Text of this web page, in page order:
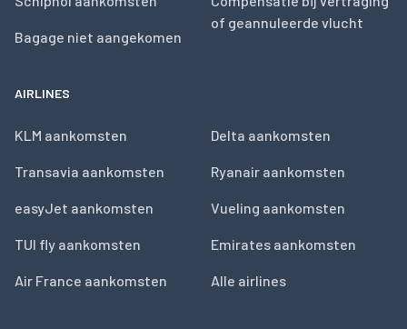
Bagage niet aangekomen
of geannuleerde vlucht
AIRLINES
KLM aankomsten
Transavia aankomsten
easyJet aankomsten
TUI fly aankomsten
Air France aankomsten
Delta aankomsten
Ryanair aankomsten
Vueling aankomsten
Emirates aankomsten
Alle airlines